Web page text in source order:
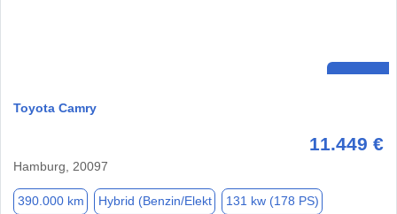
Toyota Camry
11.449 €
Hamburg, 20097
390.000 km Hybrid (Benzin/Elekt 131 kw (178 PS)